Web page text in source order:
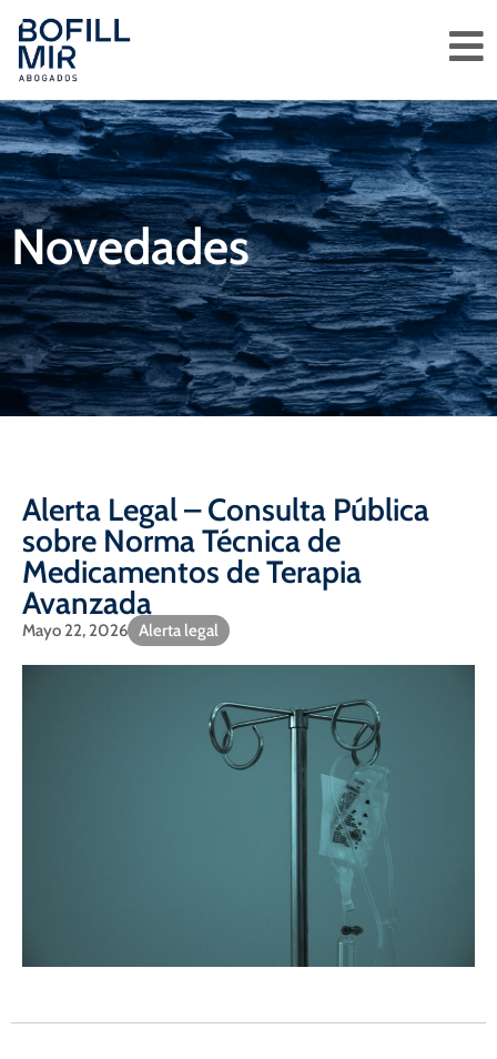
Novedades
Alerta Legal – Consulta Pública
sobre Norma Técnica de
Medicamentos de Terapia
Avanzada
Mayo 22, 2026 Alerta legal